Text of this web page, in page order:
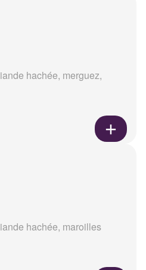
hachée, merguez,
hachée, maroilles